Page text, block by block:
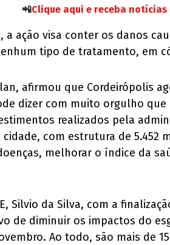
📲Clique aqui e receba
a ação visa conter os danos
tipo de tratamento, em
afirmou que Cordeirópolis
dizer com muito orgulho
realizados pela
com estrutura de 5.452
melhorar o índice da
Silvio da Silva, com a
de diminuir os impactos do
Ao todo, são mais de